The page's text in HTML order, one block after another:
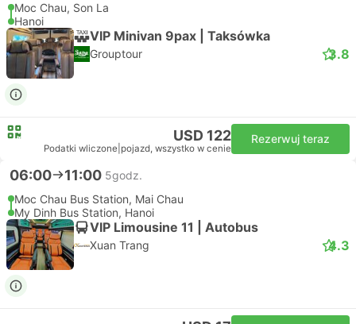
Moc Chau, Son La
Hanoi
VIP Minivan 9pax | Taksówka
Grouptour 3.8
USD 122
Podatki wliczone pojazd, wszystko w cenie
Rezerwuj teraz
06:00 11:00 5godz.
Moc Chau Bus Station, Mai Chau
My Dinh Bus Station, Hanoi
VIP Limousine 11 | Autobus
Xuan Trang 4.3